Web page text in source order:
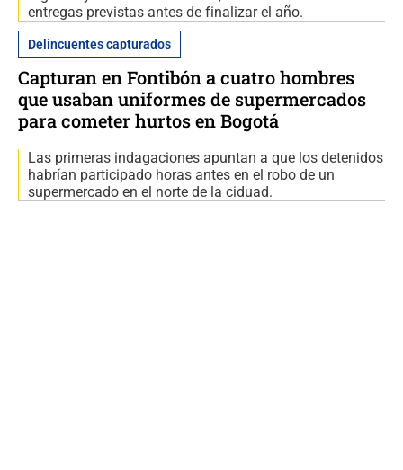
entregas previstas antes de finalizar el año.
Delincuentes capturados
Capturan en Fontibón a cuatro hombres
que usaban uniformes de supermercados
para cometer hurtos en Bogotá
Las primeras indagaciones apuntan a que los detenidos
habrían participado horas antes en el robo de un
supermercado en el norte de la ciduad.